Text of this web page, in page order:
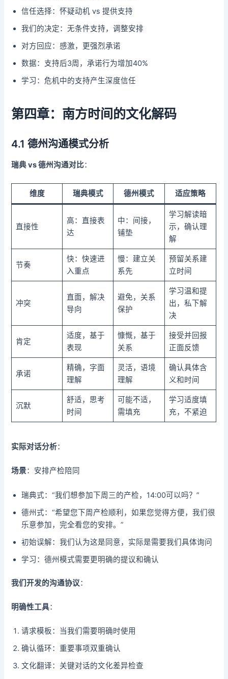
信任选择：怀疑动机 vs 提供支持
我们的决定：无条件支持，调整安排
对方回应：感激，更强烈承诺
数据：支持后3周，承诺行为增加40%
学习：危机中的支持产生深度信任
第四章：南方时间的文化解码
4.1 德州沟通模式分析
瑞典 vs 德州沟通对比：
维度 瑞典模式 德州模式 适应策略
直接性
高：直接表
达
中：间接，
铺垫
学习解读暗
示，确认理
解
节奏
快：快速进
入重点
慢：建立关
系先
预留关系建
立时间
冲突
直面，解决
导向
避免，关系
保护
学习温和提
出，私下解
决
肯定
适度，基于
表现
慷慨，基于
关系
接受并回报
正面反馈
承诺
精确，字面
理解
灵活，语境
理解
确认具体含
义和时间
沉默
舒适，思考
时间
可能不适，
需填充
学习适度填
充，不紧迫
实际对话分析：
场景：安排产检陪同
瑞典式：“我们想参加下周三的产检，14:00可以吗？”
德州式：“希望您下周产检顺利，如果您觉得方便，我们很
乐意参加，完全看您的安排。”
初始误解：我们认为这是同意，实际是需要我们具体询问
学习：德州模式需要更明确的提议和确认
我们开发的沟通协议：
明确性工具：
请求模板：当我们需要明确时使用
确认循环：重要事项双重确认
文化翻译：关键对话的文化差异检查